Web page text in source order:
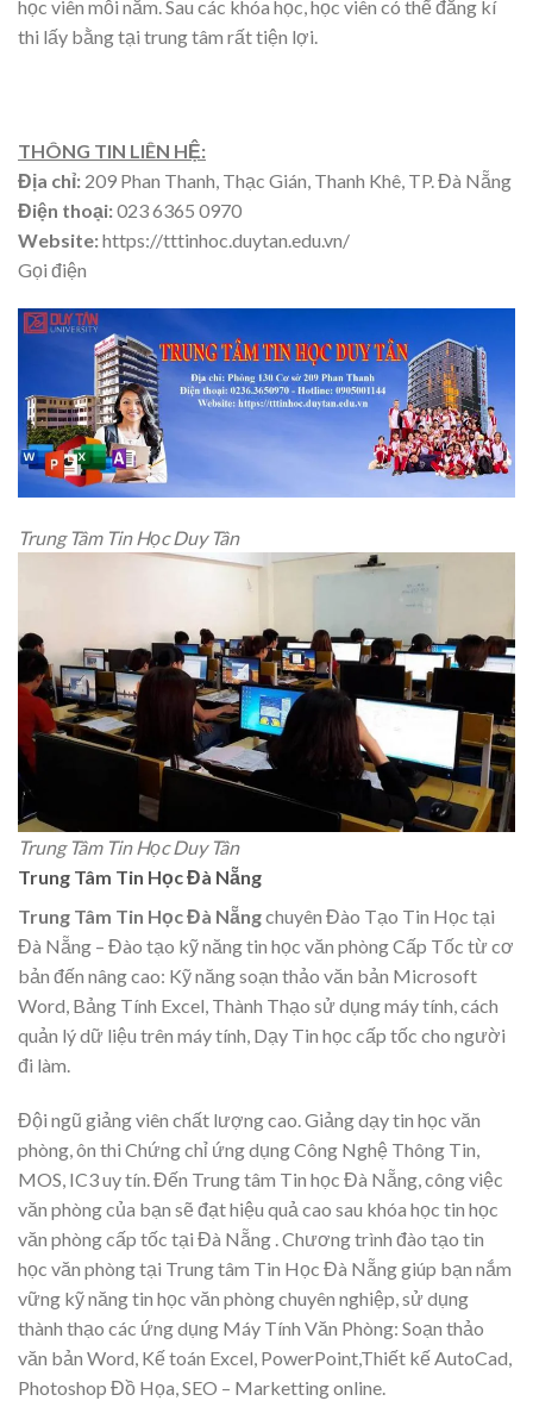
học viên mỗi năm. Sau các khóa học, học viên có thể đăng kí
thi lấy bằng tại trung tâm rất tiện lợi.
THÔNG TIN LIÊN HỆ:
Địa chỉ: 209 Phan Thanh, Thạc Gián, Thanh Khê, TP. Đà Nẵng
Điện thoại:023 6365 0970
Website:https://tttinhoc.duytan.edu.vn/
Gọi điện
Trung Tâm Tin Học Duy Tân
Trung Tâm Tin Học Duy Tân
Trung Tâm Tin Học Đà Nẵng
Trung Tâm Tin Học Đà Nẵngchuyên Đào Tạo Tin Học tại
Đà Nẵng – Đào tạo kỹ năng tin học văn phòng Cấp Tốc từ cơ
bản đến nâng cao: Kỹ năng soạn thảo văn bản Microsoft
Word, Bảng Tính Excel, Thành Thạo sử dụng máy tính, cách
quản lý dữ liệu trên máy tính, Dạy Tin học cấp tốc cho người
đi làm.
Đội ngũ giảng viên chất lượng cao. Giảng dạy tin học văn
phòng, ôn thi Chứng chỉ ứng dụng Công Nghệ Thông Tin,
MOS, IC3 uy tín. Đến Trung tâm Tin học Đà Nẵng, công việc
văn phòng của bạn sẽ đạt hiệu quả cao sau khóa học tin học
văn phòng cấp tốc tại Đà Nẵng . Chương trình đào tạo tin
học văn phòng tại Trung tâm Tin Học Đà Nẵng giúp bạn nắm
vững kỹ năng tin học văn phòng chuyên nghiệp, sử dụng
thành thạo các ứng dụng Máy Tính Văn Phòng: Soạn thảo
văn bản Word, Kế toán Excel, PowerPoint,Thiết kế AutoCad,
Photoshop Đồ Họa, SEO – Marketting online.